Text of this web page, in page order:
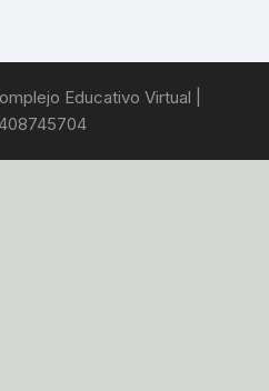
Educativo Virtual |